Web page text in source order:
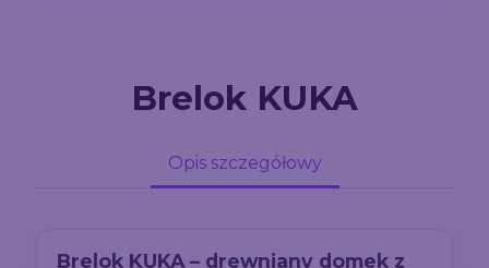
Brelok KUKA
Opis szczegółowy
Brelok KUKA – drewniany domek z